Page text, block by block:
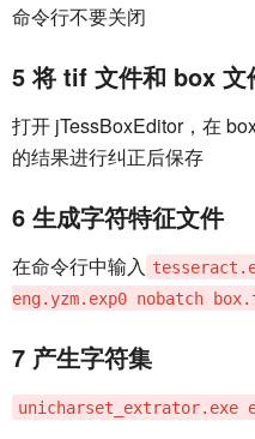
命令行不要关闭
5 将 tif 文件和 box 文
打开 jTessBoxEditor，在
的结果进行纠正后保存
6 生成字符特征文件
在命令行中输入
eng.yzm.exp0 nobatch
7 产生字符集
unicharset_extrator.exe